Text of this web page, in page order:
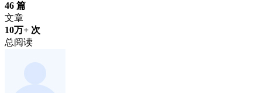
46 篇
文章
10万+ 次
总阅读